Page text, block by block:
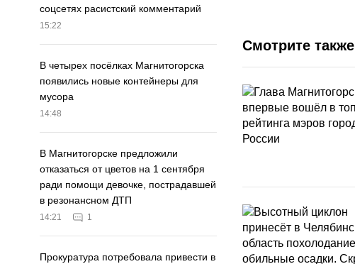
соцсетях расистский комментарий
15:22
В четырех посёлках Магнитогорска
появились новые контейнеры для
мусора
14:48
В Магнитогорске предложили
отказаться от цветов на 1 сентября
ради помощи девочке, пострадавшей
в резонансном ДТП
14:21 1
Прокуратура потребовала привести в
Смотрите также